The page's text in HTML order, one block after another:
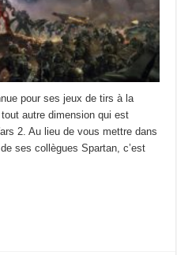
pour ses jeux de tirs à la
autre dimension qui est
2. Au lieu de vous mettre dans
ses collègues Spartan, c’est